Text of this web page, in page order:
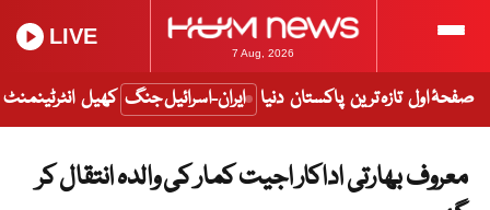
7 Aug, 2026
LIVE
صفحۂ اول تازہ ترین پاکستان دنیا ایران-اسرائیل جنگ کھیل انٹرٹینمنٹ
معروف بھارتی اداکار اجیت کمار کی والدہ انتقال کر